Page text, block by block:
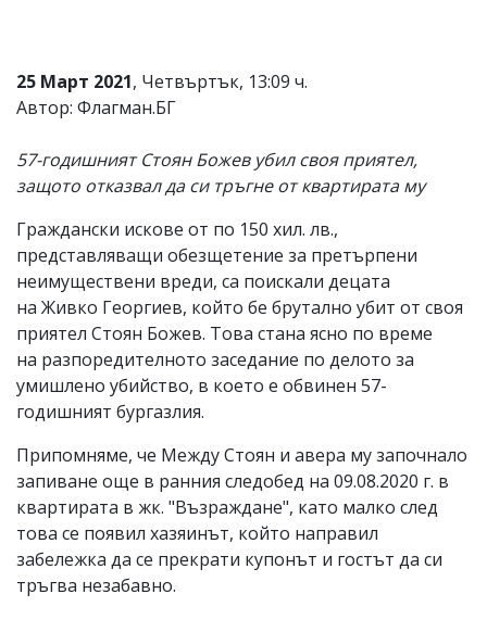
25 Март 2021, Четвъртък, 13:09 ч.
Автор: Флагман.БГ
57-годишният Стоян Божев убил своя приятел,
защото отказвал да си тръгне от квартирата му
Граждански искове от по 150 хил. лв.,
представляващи обезщетение за претърпени
неимуществени вреди, са поискали децата
на Живко Георгиев, който бе брутално убит от своя
приятел Стоян Божев. Това стана ясно по време
на разпоредителното заседание по делото за
умишлено убийство, в което е обвинен 57-
годишният бургазлия.
Припомняме, че Между Стоян и авера му започнало
запиване още в ранния следобед на 09.08.2020 г. в
квартирата в жк. "Възраждане", като малко след
това се появил хазяинът, който направил
забележка да се прекрати купонът и гостът да си
тръгва незабавно.